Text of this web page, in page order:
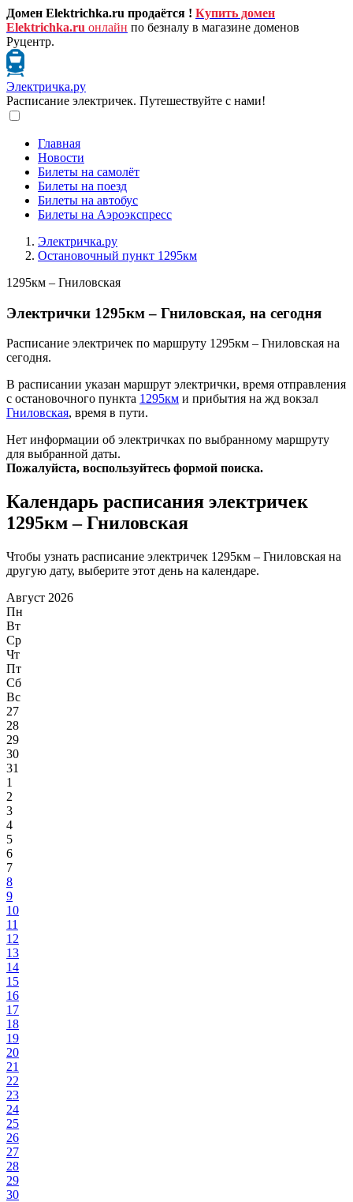
Домен Elektrichka.ru продаётся ! Купить домен
Elektrichka.ru онлайн по безналу в магазине доменов
Руцентр.
Электричка.ру
Расписание электричек. Путешествуйте с нами!
Главная
Новости
Билеты на самолёт
Билеты на поезд
Билеты на автобус
Билеты на Аэроэкспресс
Электричка.ру
Остановочный пункт 1295км
1295км – Гниловская
Электрички 1295км – Гниловская, на сегодня
Расписание электричек по маршруту 1295км – Гниловская на
сегодня.
В расписании указан маршрут электрички, время отправления
с остановочного пункта 1295км и прибытия на жд вокзал
Гниловская, время в пути.
Нет информации об электричках по выбранному маршруту
для выбранной даты.
Пожалуйста, воспользуйтесь формой поиска.
Календарь расписания электричек
1295км – Гниловская
Чтобы узнать расписание электричек 1295км – Гниловская на
другую дату, выберите этот день на календаре.
Август 2026
Пн
Вт
Ср
Чт
Пт
Сб
Вс
27
28
29
30
31
1
2
3
4
5
6
7
8
9
10
11
12
13
14
15
16
17
18
19
20
21
22
23
24
25
26
27
28
29
30